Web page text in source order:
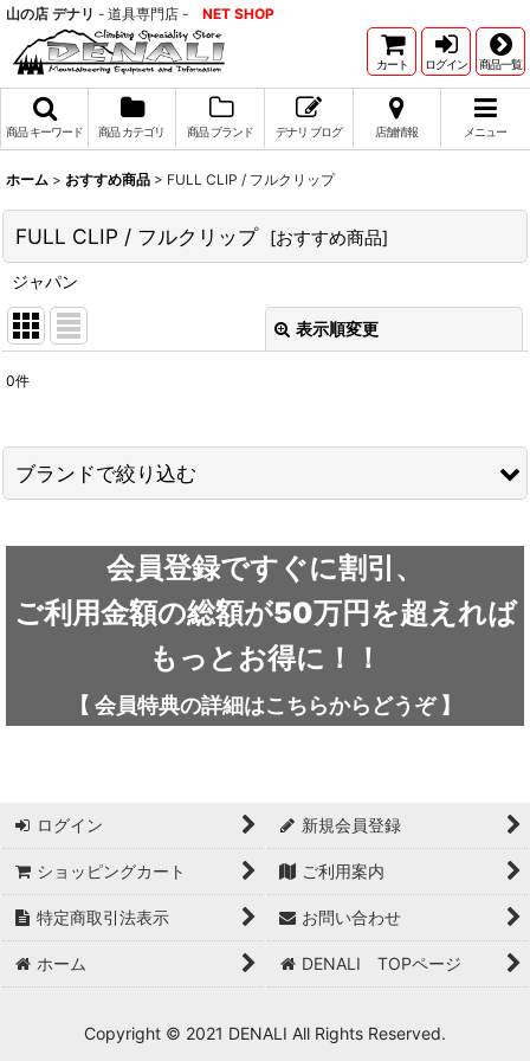
山の店 デナリ - 道具専門店 - NET SHOP
カート ログイン 商品一覧
商品 キーワード 商品 カテゴリ 商品 ブランド デナリ ブログ 店舗情報 メニュー
ホーム > おすすめ商品 > FULL CLIP / フルクリップ
FULL CLIP / フルクリップ [おすすめ商品]
ジャパン
表示順変更
並び順
0件
ブランドで絞り込む
outdoor element / アウトドアエレメント
AKLIMA / アクリマ
adidas FIVE TEN / アディダス ファイブテン
Atlas / アトラス
ARAI TENT(RIPEN) / アライテント(ライペン)
UNPARALLEL / アンパラレル
会員登録ですぐに割引、
ご利用金額の総額が50万円を超えれば
もっとお得に！！
【 会員特典の詳細はこちらから どうぞ】
ログイン 新規会員登録
ショッピングカート ご利用案内
特定商取引法表示 お問い合わせ
ホーム DENALI TOPページ
Copyright © 2021 DENALI All Rights Reserved.